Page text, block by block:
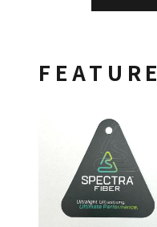
FEATURE